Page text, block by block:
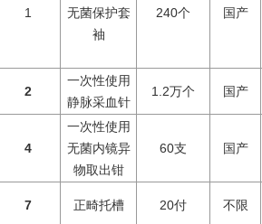
1
无菌保护套
袖
240个 国产
2
一次性使用
静脉采血针
1.2万个 国产
4
一次性使用
无菌内镜异
物取出钳
60支 国产
7 正畸托槽 20付 不限